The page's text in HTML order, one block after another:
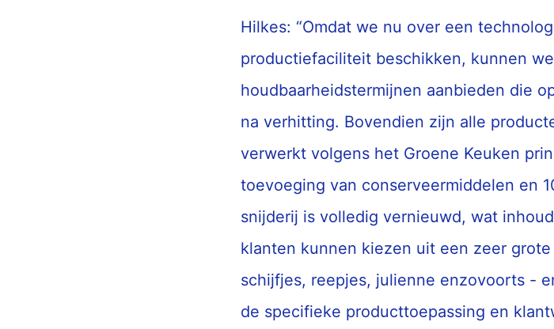
Hilkes: “Omdat we nu over een
productiefaciliteit beschikken, kunnen
houdbaarheidstermijnen aanbieden die
na verhitting. Bovendien zijn alle
verwerkt volgens het Groene Keuken
toevoeging van conserveermiddelen en
snijderij is volledig vernieuwd, wat
klanten kunnen kiezen uit een zeer grote
schijfjes, reepjes, julienne enzovoorts -
de specifieke producttoepassing en